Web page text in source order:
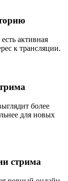
активная
к трансляции.
более
для новых
стрима